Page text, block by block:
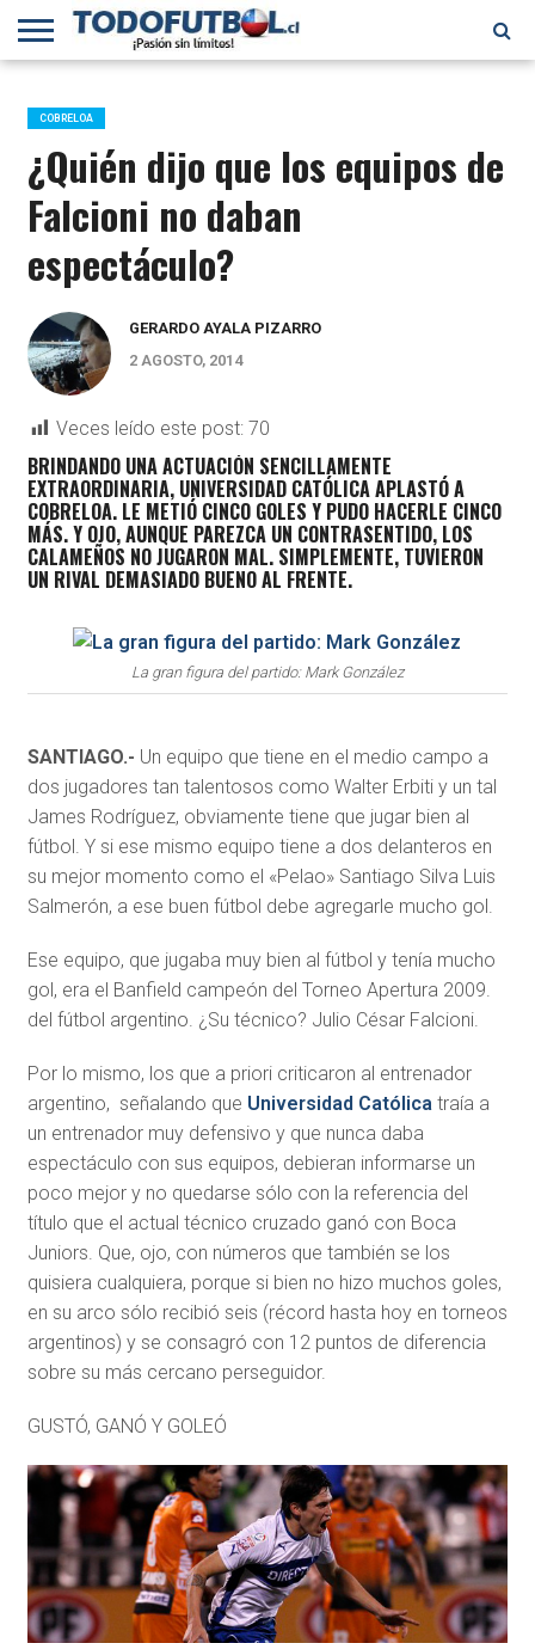
PRIMERA
B
SELECCIÓN
CHILENA
CHILENOS
EN EL
MUNDO
FÚTBOL
INTERNACIONAL
COBRELOA
¿Quién dijo que los equipos de
Falcioni no daban
espectáculo?
GERARDO AYALA PIZARRO
2 AGOSTO, 2014
Veces leído este post: 70
BRINDANDO UNA ACTUACIÓN SENCILLAMENTE
EXTRAORDINARIA, UNIVERSIDAD CATÓLICA APLASTÓ A
COBRELOA. LE METIÓ CINCO GOLES Y PUDO HACERLE CINCO
MÁS. Y OJO, AUNQUE PAREZCA UN CONTRASENTIDO, LOS
CALAMEÑOS NO JUGARON MAL. SIMPLEMENTE, TUVIERON
UN RIVAL DEMASIADO BUENO AL FRENTE.
La gran figura del partido: Mark González
SANTIAGO.- Un equipo que tiene en el medio campo a
dos jugadores tan talentosos como Walter Erbiti y un tal
James Rodríguez, obviamente tiene que jugar bien al
fútbol. Y si ese mismo equipo tiene a dos delanteros en
su mejor momento como el «Pelao» Santiago Silva Luis
Salmerón, a ese buen fútbol debe agregarle mucho gol.
Ese equipo, que jugaba muy bien al fútbol y tenía mucho
gol, era el Banfield campeón del Torneo Apertura 2009.
del fútbol argentino. ¿Su técnico? Julio César Falcioni.
Por lo mismo, los que a priori criticaron al entrenador
argentino, señalando que Universidad Católicatraía a
un entrenador muy defensivo y que nunca daba
espectáculo con sus equipos, debieran informarse un
poco mejor y no quedarse sólo con la referencia del
título que el actual técnico cruzado ganó con Boca
Juniors. Que, ojo, con números que también se los
quisiera cualquiera, porque si bien no hizo muchos goles,
en su arco sólo recibió seis (récord hasta hoy en torneos
argentinos) y se consagró con 12 puntos de diferencia
sobre su más cercano perseguidor.
GUSTÓ, GANÓ Y GOLEÓ